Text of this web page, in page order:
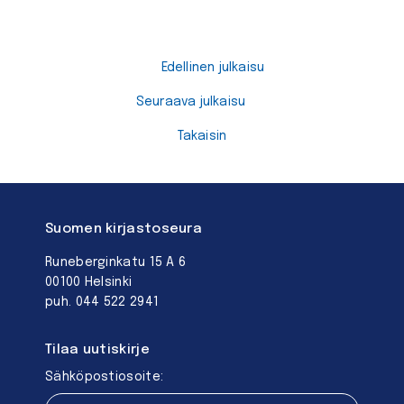
Edellinen julkaisu
Takaisin
Seuraava julkaisu
Suomen kirjastoseura
Runeberginkatu 15 A 6
00100 Helsinki
puh. 044 522 2941
Tilaa uutiskirje
Sähköpostiosoite: